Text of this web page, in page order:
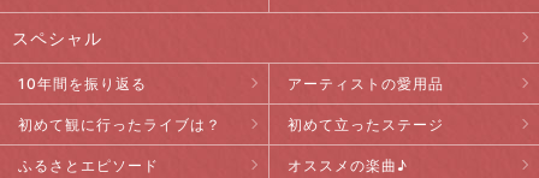
スペシャル
10年間を振り返る アーティストの愛用品
初めて観に行ったライブは？ 初めて立ったステージ
ふるさとエピソード オススメの楽曲♪